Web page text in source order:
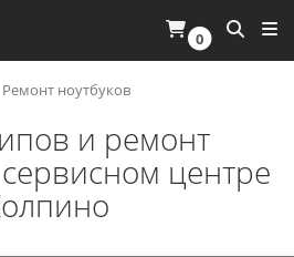
0
Ремонт ноутбуков
и ремонт
центре